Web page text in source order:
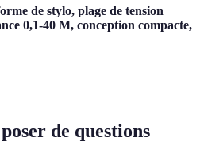
de stylo, plage de tension
0,1-40 M, conception compacte,
de questions